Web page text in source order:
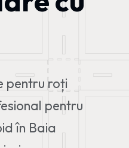
pentru roți
pentru
în Baia